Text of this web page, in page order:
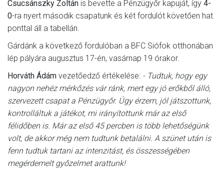
Csucsánszky Zoltán is bevette a Pénzügyőr kapuját, így 4-
0-ra nyert második csapatunk és két fordulót követően hat
ponttal áll a tabellán.
Gárdánk a következő fordulóban a BFC Siófok otthonában
lép pályára augusztus 17-én, vasárnap 19 órakor.
Horváth Ádám vezetőedző értékelése: - Tudtuk, hogy egy
nagyon nehéz mérkőzés vár ránk, mert egy jó erőkből álló,
szervezett csapat a Pénzügyőr. Úgy érzem, jól játszottunk,
kontrolláltuk a játékot, mi irányítottunk már az első
félidőben is. Már az első 45 percben is több lehetőségünk
volt, de akkor még nem tudtunk betalálni. A szünet után is
fenn tudtuk tartani az intenzitást, és összességében
megérdemelt győzelmet arattunk!